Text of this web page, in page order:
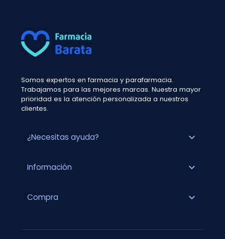
Somos expertos en farmacia y parafarmacia.
Trabajamos para las mejores marcas. Nuestra mayor
prioridad es la atención personalizada a nuestros
clientes.
¿Necesitas ayuda? expand_more
Información expand_more
Compra expand_more